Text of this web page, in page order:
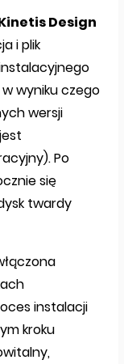
Design
i plik
w wyniku czego
wersji
Po
się
twardy
instalacji
kroku